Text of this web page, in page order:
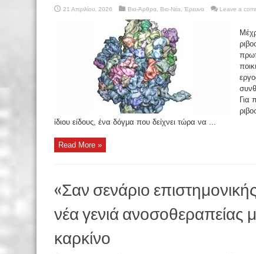
21 Απριλίου, 2026 Βιο-Άρθρα Βιο-Νέα Έρευνα Leave a
Για
ίδιου είδους, ένα δόγμα που δείχνει τώρα να ...
Read More »
«Σαν σενάριο
νέα γενιά ανοσοθεραπείας
καρκίνο